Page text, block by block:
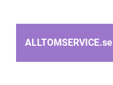
ALLTOMSERVICE.se